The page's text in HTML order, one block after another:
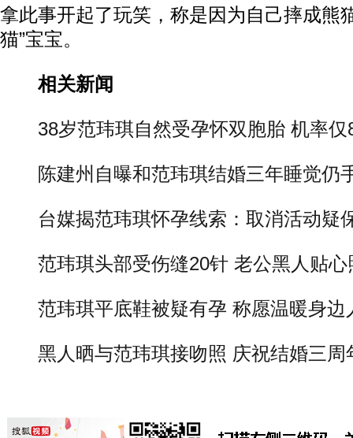
拿此事开起了玩笑，称是因为自己摔成熊
猫”宝宝。
相关新闻
38岁范玮琪自然受孕怀双胞胎 机率仅
陈建州自曝和范玮琪结婚三年睡觉仍
台媒揭范玮琪怀孕线索：取消活动疑
范玮琪头部受伤缝20针 老公黑人贴心
范玮琪平底鞋被疑有孕 称愿温暖身边
黑人晒与范玮琪接吻照 庆祝结婚三周